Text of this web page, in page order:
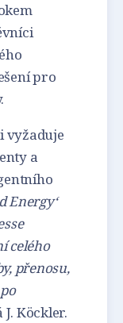
pro
vyžaduje
a
Energy‘
celého
přenosu,
Köckler.